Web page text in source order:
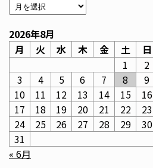
2026年8月
月
火 水 木 金 土
日
1
2
3
4 5 6 7 8
9
10
11 12 13 14 15
16
17
18 19 20 21 22
23
24
25 26 27 28 29
30
31
« 6月